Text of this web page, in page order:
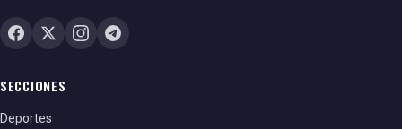
SECCIONES
Deportes